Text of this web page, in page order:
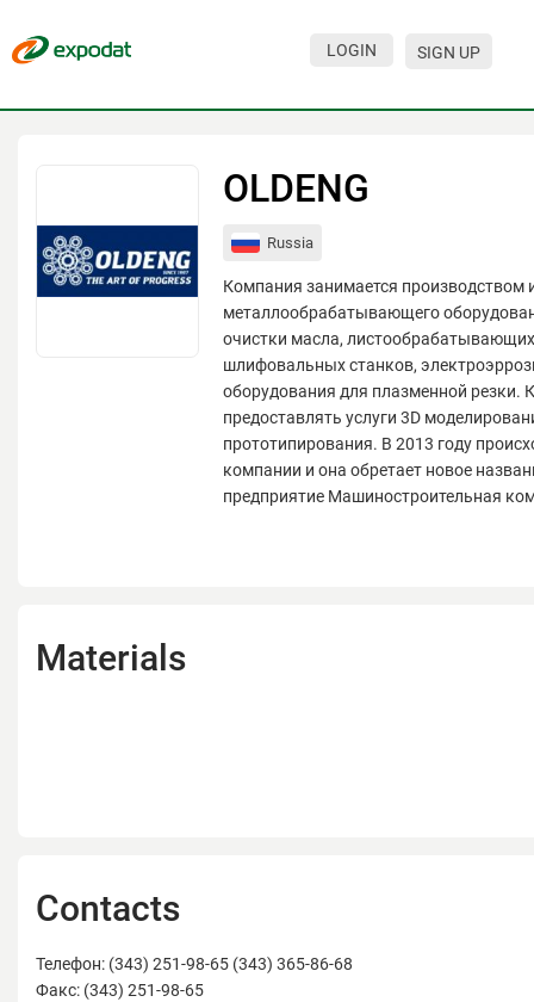
LOGIN SIGN UP
OLDENG
Russia
Компания занимается производством
металлообрабатывающего
очистки масла,
шлифовальных станков,
оборудования для плазменной резки.
предоставлять услуги 3D
прототипирования. В 2013 году
компании и она обретает новое
предприятие Машиностроительная
Materials
Contacts
Телефон: (343) 251-98-65 (343) 365-86-68
Факс: (343) 251-98-65
Events
For organizations
For visitors